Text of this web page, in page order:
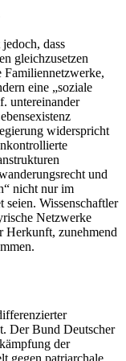
dass
gleichzusetzen
Familiennetzwerke,
eine „soziale
untereinander
widerspricht
und
nicht nur im
seien. Wissenschaftler
Netzwerke
Herkunft, zunehmend
Der Bund Deutscher
der